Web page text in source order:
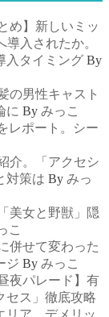
め】新しいミッ
入されたか。
入タイミング By
の男性キャスト
に By みっこ
レポート。シー
介。「アクセシ
対策は By みっ
美女と野獣」隠
こ
併せて変わった
ジ By みっこ
昼夜パレード】有
セス」徹底攻略
リア、デメリッ